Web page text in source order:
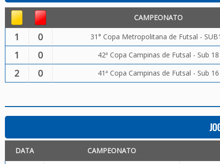
CAMPEONATO
1 0 31° Copa Metropolitana de Futsal -
1 0 42ª Copa Campinas de Futsal - Sub 18
2 0 41ª Copa Campinas de Futsal - Sub 16
DATA CAMPEONATO